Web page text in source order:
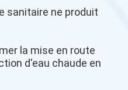
sanitaire ne produit
la mise en route
d'eau chaude en